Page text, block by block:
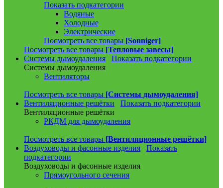
Показать подкатегории
Водяные
Холодные
Электрические
Посмотреть все товары [Sonniger]
Посмотреть все товары [Тепловые завесы]
Системы дымоудаления
Показать подкатегории
Системы дымоудаления
Вентиляторы
Посмотреть все товары [Системы дымоудаления]
Вентиляционные решётки
Показать подкатегории
Вентиляционные решётки
РКДМ для дымоудаления
Посмотреть все товары [Вентиляционные решётки]
Воздуховоды и фасонные изделия
Показать
подкатегории
Воздуховоды и фасонные изделия
Прямоугольного сечения